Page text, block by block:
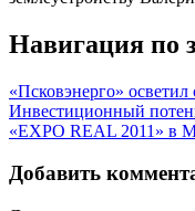
Навигация по
«Псковэнерго»
Инвестиционный
«EXPO REAL 2011» в
Добавить